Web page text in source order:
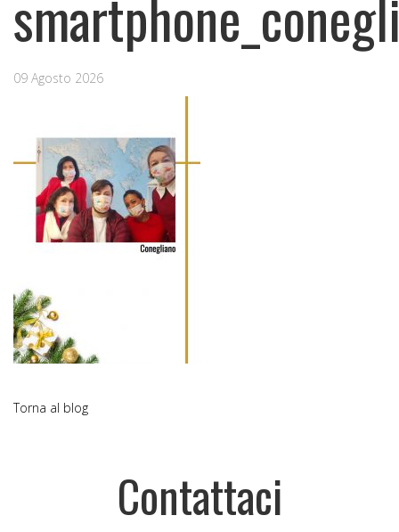
09 Agosto 2026
Torna al blog
Contattaci